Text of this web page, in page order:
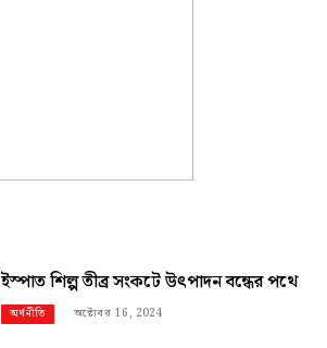
ইস্পাত শিল্প তীব্র সংকটে উৎপাদন বন্ধের পথে
অর্থনীতি অক্টোবর 16, 2024